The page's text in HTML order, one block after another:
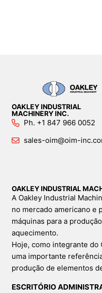
OAKLEY INDUSTRIAL
MACHINERY INC.
Ph. +1 847 966 0052
sales-oim@oim-
OAKLEY INDUSTRIAL
A Oakley Industrial
no mercado americano e
máquinas para a
aquecimento.
Hoje, como integrante do
uma importante
produção de elementos
ESCRITÓRIO